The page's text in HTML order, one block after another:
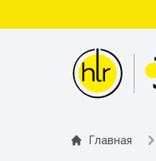
Главная